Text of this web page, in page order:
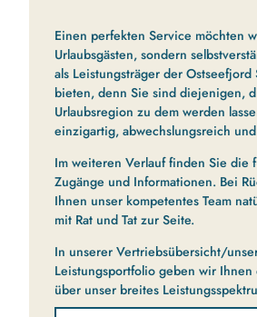
Einen perfekten Service möchten
Urlaubsgästen, sondern
als Leistungsträger der Ostseefjord
bieten, denn Sie sind diejenigen,
Urlaubsregion zu dem werden
einzigartig, abwechslungsreich
Im weiteren Verlauf finden Sie die
Zugänge und Informationen. Bei
Ihnen unser kompetentes Team
mit Rat und Tat zur Seite.
In unserer Vertriebsübersicht/
Leistungsportfolio geben wir
über unser breites